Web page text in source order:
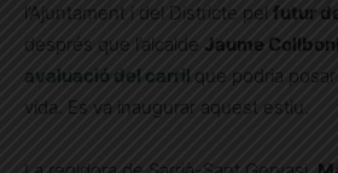
l’Ajuntament i del Districte pel futur
després que l’alcalde Jaume Collboni
avaluació del carril que podria
vida. Es va inaugurar aquest estiu.